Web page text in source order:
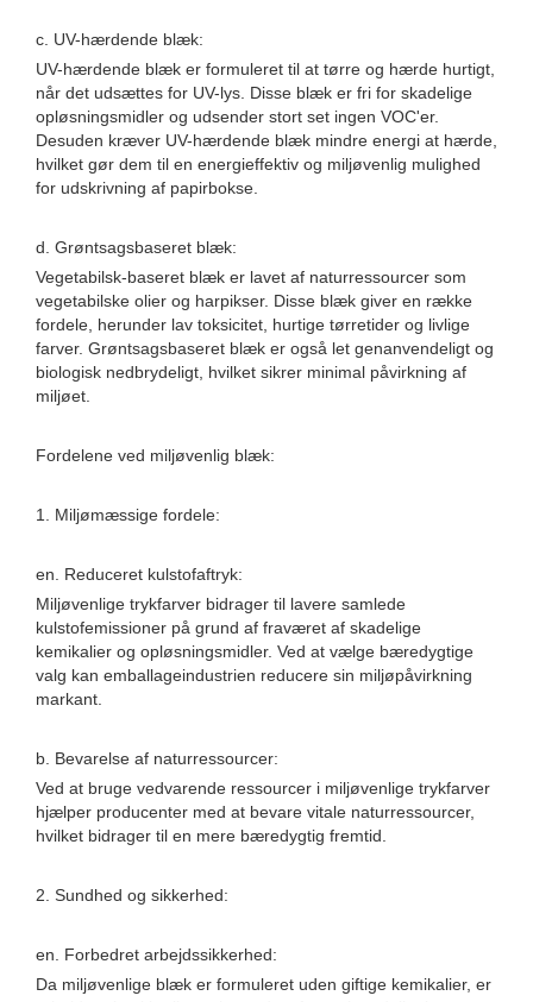
c. UV-hærdende blæk:
UV-hærdende blæk er formuleret til at tørre og hærde hurtigt,
når det udsættes for UV-lys. Disse blæk er fri for skadelige
opløsningsmidler og udsender stort set ingen VOC'er.
Desuden kræver UV-hærdende blæk mindre energi at hærde,
hvilket gør dem til en energieffektiv og miljøvenlig mulighed
for udskrivning af papirbokse.
d. Grøntsagsbaseret blæk:
Vegetabilsk-baseret blæk er lavet af naturressourcer som
vegetabilske olier og harpikser. Disse blæk giver en række
fordele, herunder lav toksicitet, hurtige tørretider og livlige
farver. Grøntsagsbaseret blæk er også let genanvendeligt og
biologisk nedbrydeligt, hvilket sikrer minimal påvirkning af
miljøet.
Fordelene ved miljøvenlig blæk:
1. Miljømæssige fordele:
en. Reduceret kulstofaftryk:
Miljøvenlige trykfarver bidrager til lavere samlede
kulstofemissioner på grund af fraværet af skadelige
kemikalier og opløsningsmidler. Ved at vælge bæredygtige
valg kan emballageindustrien reducere sin miljøpåvirkning
markant.
b. Bevarelse af naturressourcer:
Ved at bruge vedvarende ressourcer i miljøvenlige trykfarver
hjælper producenter med at bevare vitale naturressourcer,
hvilket bidrager til en mere bæredygtig fremtid.
2. Sundhed og sikkerhed:
en. Forbedret arbejdssikkerhed:
Da miljøvenlige blæk er formuleret uden giftige kemikalier, er